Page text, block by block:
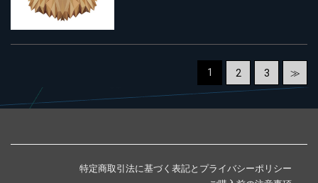
1 2 3 ≫
特定商取引法に基づく表記とプライバシーポリシー